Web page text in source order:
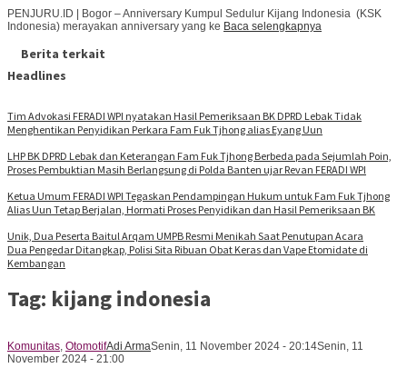
PENJURU.ID | Bogor – Anniversary Kumpul Sedulur Kijang Indonesia (KSK
Indonesia) merayakan anniversary yang ke Baca selengkapnya
Berita terkait
Headlines
Tim Advokasi FERADI WPI nyatakan Hasil Pemeriksaan BK DPRD Lebak Tidak
Menghentikan Penyidikan Perkara Fam Fuk Tjhong alias Eyang Uun
LHP BK DPRD Lebak dan Keterangan Fam Fuk Tjhong Berbeda pada Sejumlah Poin,
Proses Pembuktian Masih Berlangsung di Polda Banten ujar Revan FERADI WPI
Ketua Umum FERADI WPI Tegaskan Pendampingan Hukum untuk Fam Fuk Tjhong
Alias Uun Tetap Berjalan, Hormati Proses Penyidikan dan Hasil Pemeriksaan BK
Unik, Dua Peserta Baitul Arqam UMPB Resmi Menikah Saat Penutupan Acara
Dua Pengedar Ditangkap, Polisi Sita Ribuan Obat Keras dan Vape Etomidate di
Kembangan
Tag: kijang indonesia
Komunitas, OtomotifAdi ArmaSenin, 11 November 2024 - 20:14Senin, 11
November 2024 - 21:00